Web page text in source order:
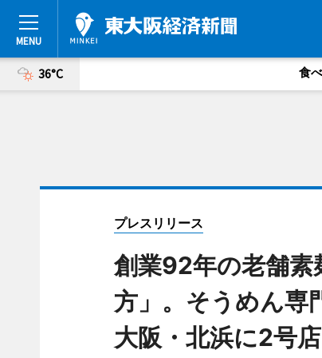
36°C 食
プレスリリース
創業92年の老舗素
方」。そうめん専
大阪・北浜に2号